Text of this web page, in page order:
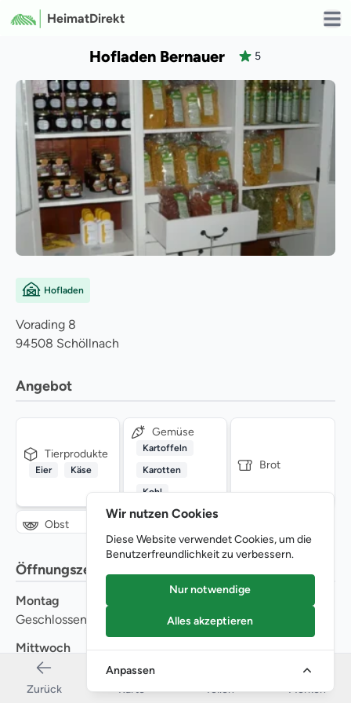
HeimatDirekt
Hofladen Bernauer 5
Hofladen
Vorading 8
94508 Schöllnach
Angebot
Tierprodukte
Eier Käse
Gemüse
Kartoffeln
Karotten
Kohl
Brot
Obst
Öffnungszeiten
Montag
Geschlossen
Geschlossen
Mittwoch
Geschlossen
Donnerstag
Freitag
Samstag
Zurück Karte Teilen Merken
Wir nutzen Cookies
Diese Website verwendet Cookies, um die
Benutzerfreundlichkeit zu verbessern.
Nur notwendige
Alles akzeptieren
Anpassen